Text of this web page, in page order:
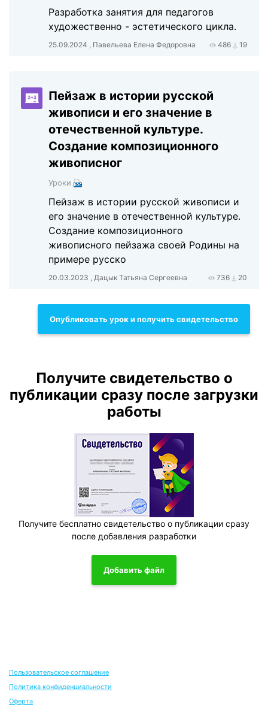
Разработка занятия для педагогов
художественно - эстетического цикла.
25.09.2024 , Павельева Елена Федоровна 486 19
Пейзаж в истории русской
живописи и его значение в
отечественной культуре.
Создание композиционного
живописног
Уроки
Пейзаж в истории русской живописи и
его значение в отечественной культуре.
Создание композиционного
живописного пейзажа своей Родины на
примере русско
20.03.2023 , Дацык Татьяна Сергеевна 736 20
Опубликовать урок и получить свидетельство
Получите свидетельство о
публикации сразу после загрузки
работы
Получите бесплатно свидетельство о публикации сразу
после добавления разработки
Добавить файл
Пользовательское соглашение
Политика конфиденциальности
Оферта